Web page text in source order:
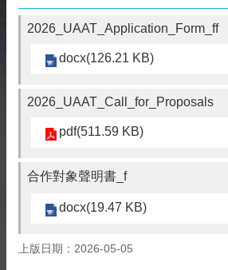
2026_UAAT_Application_Form_ff
docx(126.21 KB)
2026_UAAT_Call_for_Proposals
pdf(511.59 KB)
合作對象聲明書_f
docx(19.47 KB)
上版日期：2026-05-05